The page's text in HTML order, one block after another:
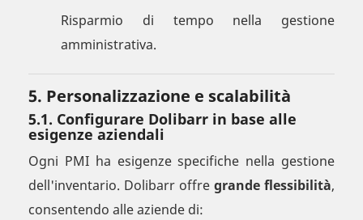
Risparmio di tempo nella gestione
amministrativa.
5. Personalizzazione e scalabilità
5.1. Configurare Dolibarr in base alle
esigenze aziendali
Ogni PMI ha esigenze specifiche nella gestione
dell'inventario. Dolibarr offre grande flessibilità,
consentendo alle aziende di: